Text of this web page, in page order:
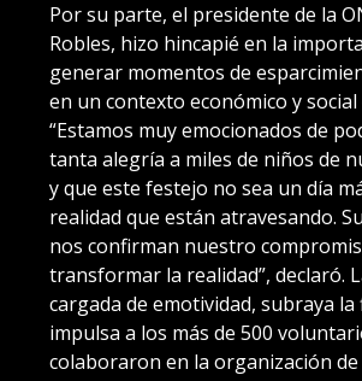
Por su parte, el presidente de la
Robles, hizo hincapié en la
generar momentos de
en un contexto económico y social
“Estamos muy emocionados de
tanta alegría a miles de niños de
y que este festejo no sea un día
realidad que están atravesando.
nos confirman nuestro
transformar la realidad”, declaró.
cargada de emotividad, subraya
impulsa a los más de 500
colaboraron en la organización de